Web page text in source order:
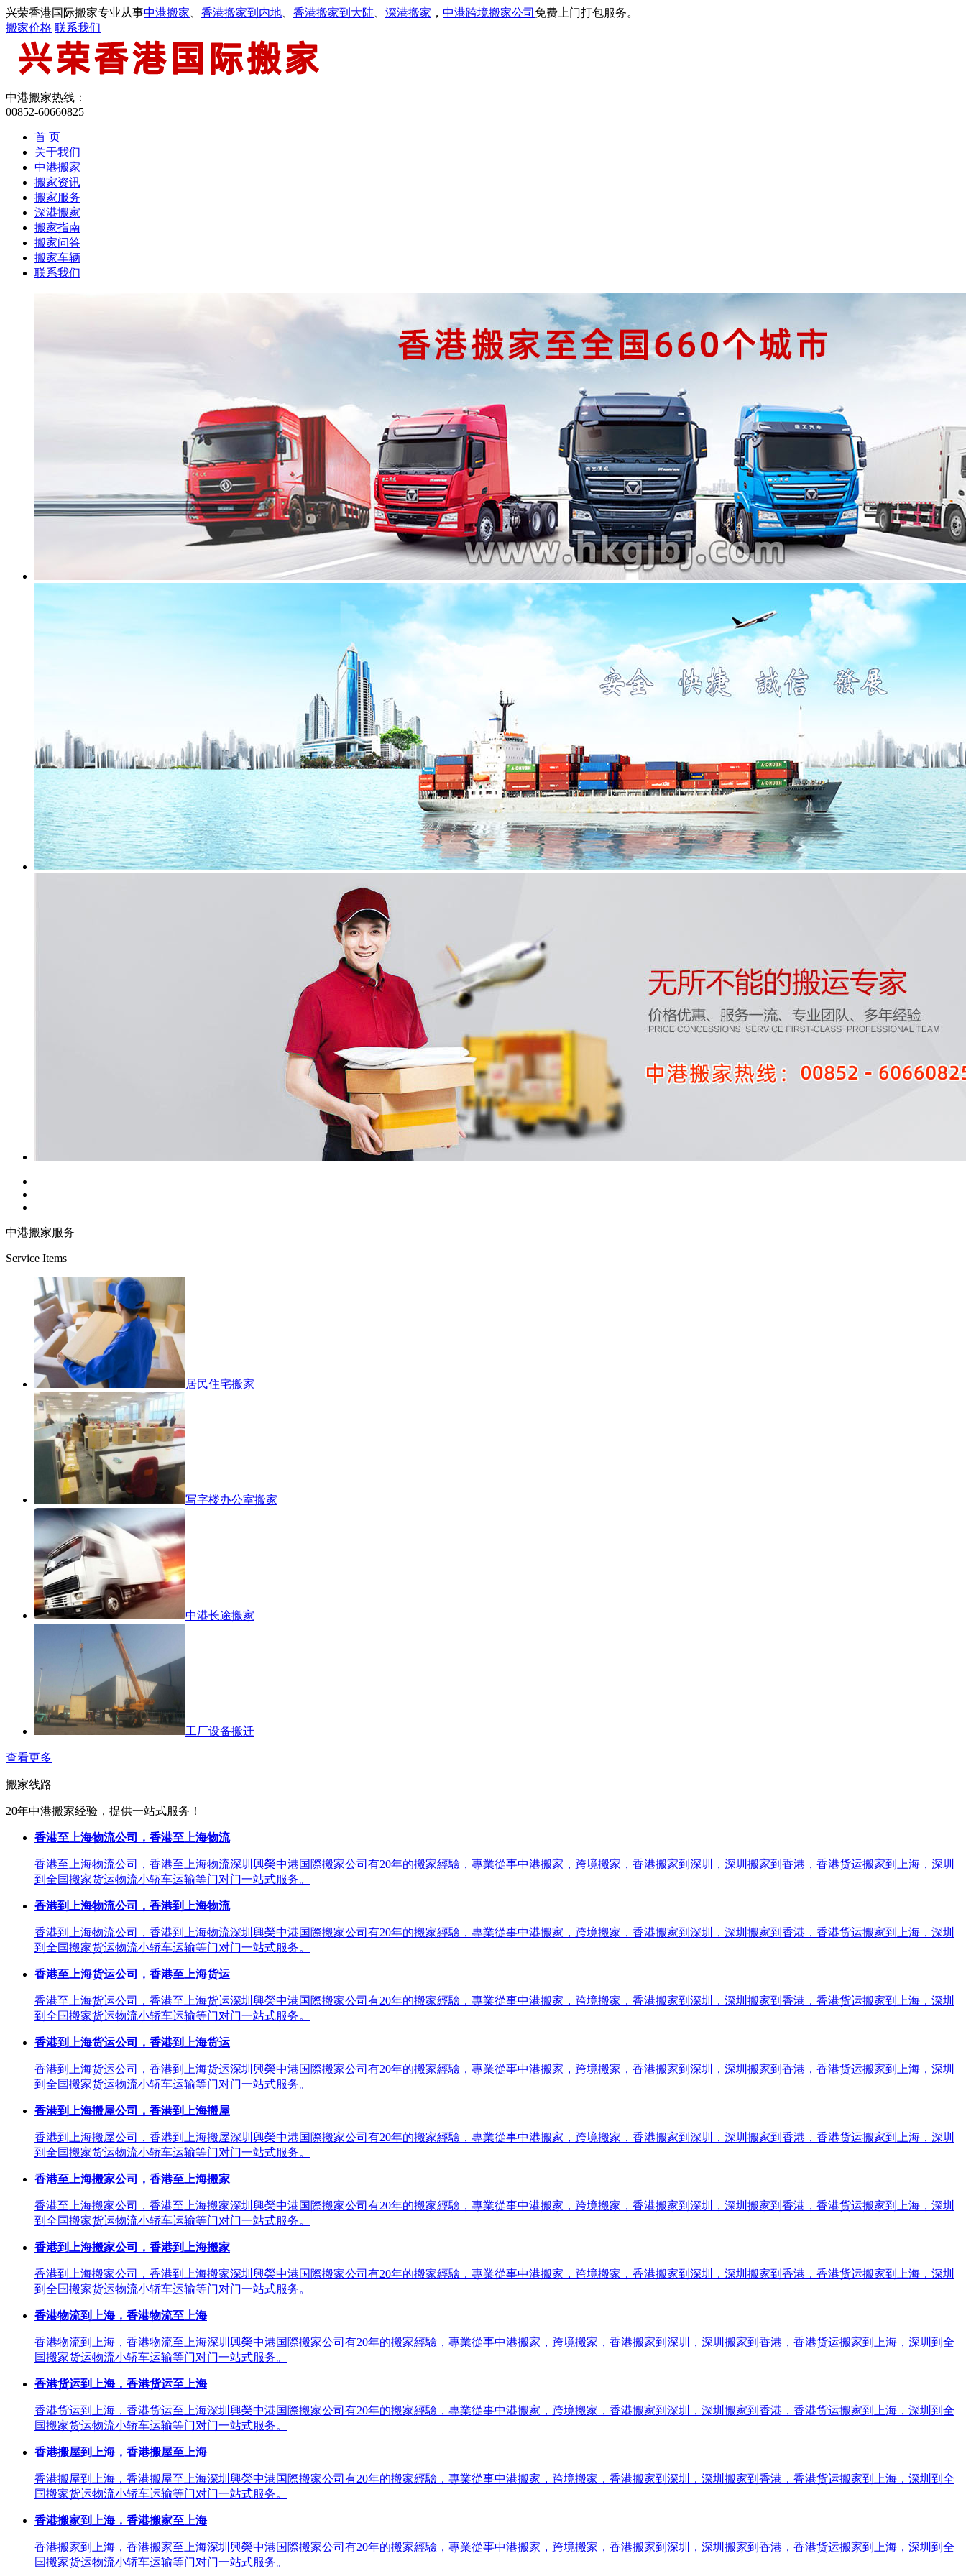
兴荣香港国际搬家专业从事中港搬家 香港搬家到内地 香港搬家到大陆 深港搬家 ， 中港跨境搬家公司 免费上门打包服务。
搬家价格 联系我们
中港搬家热线：
00852-60660825
首 页
关于我们
中港搬家
搬家资讯
搬家服务
深港搬家
搬家指南
搬家问答
搬家车辆
联系我们
中港搬家服务
Service Items
居民住宅搬家
写字楼办公室搬家
中港长途搬家
工厂设备搬迁
查看更多
搬家线路
20年中港搬家经验，提供一站式服务！
香港至上海物流公司，香港至上海物流
香港至上海物流公司，香港至上海物流深圳興榮中港国際搬家公司有20年的搬家經驗，專業從事中港搬家，跨境搬家，香港搬家到深圳，深圳搬家到香港，香港货运搬家到上海，深圳
到全国搬家货运物流小轿车运输等门对门一站式服务。
香港到上海物流公司，香港到上海物流
香港到上海物流公司，香港到上海物流深圳興榮中港国際搬家公司有20年的搬家經驗，專業從事中港搬家，跨境搬家，香港搬家到深圳，深圳搬家到香港，香港货运搬家到上海，深圳
到全国搬家货运物流小轿车运输等门对门一站式服务。
香港至上海货运公司，香港至上海货运
香港至上海货运公司，香港至上海货运深圳興榮中港国際搬家公司有20年的搬家經驗，專業從事中港搬家，跨境搬家，香港搬家到深圳，深圳搬家到香港，香港货运搬家到上海，深圳
到全国搬家货运物流小轿车运输等门对门一站式服务。
香港到上海货运公司，香港到上海货运
香港到上海货运公司，香港到上海货运深圳興榮中港国際搬家公司有20年的搬家經驗，專業從事中港搬家，跨境搬家，香港搬家到深圳，深圳搬家到香港，香港货运搬家到上海，深圳
到全国搬家货运物流小轿车运输等门对门一站式服务。
香港到上海搬屋公司，香港到上海搬屋
香港到上海搬屋公司，香港到上海搬屋深圳興榮中港国際搬家公司有20年的搬家經驗，專業從事中港搬家，跨境搬家，香港搬家到深圳，深圳搬家到香港，香港货运搬家到上海，深圳
到全国搬家货运物流小轿车运输等门对门一站式服务。
香港至上海搬家公司，香港至上海搬家
香港至上海搬家公司，香港至上海搬家深圳興榮中港国際搬家公司有20年的搬家經驗，專業從事中港搬家，跨境搬家，香港搬家到深圳，深圳搬家到香港，香港货运搬家到上海，深圳
到全国搬家货运物流小轿车运输等门对门一站式服务。
香港到上海搬家公司，香港到上海搬家
香港到上海搬家公司，香港到上海搬家深圳興榮中港国際搬家公司有20年的搬家經驗，專業從事中港搬家，跨境搬家，香港搬家到深圳，深圳搬家到香港，香港货运搬家到上海，深圳
到全国搬家货运物流小轿车运输等门对门一站式服务。
香港物流到上海，香港物流至上海
香港物流到上海，香港物流至上海深圳興榮中港国際搬家公司有20年的搬家經驗，專業從事中港搬家，跨境搬家，香港搬家到深圳，深圳搬家到香港，香港货运搬家到上海，深圳到全
国搬家货运物流小轿车运输等门对门一站式服务。
香港货运到上海，香港货运至上海
香港货运到上海，香港货运至上海深圳興榮中港国際搬家公司有20年的搬家經驗，專業從事中港搬家，跨境搬家，香港搬家到深圳，深圳搬家到香港，香港货运搬家到上海，深圳到全
国搬家货运物流小轿车运输等门对门一站式服务。
香港搬屋到上海，香港搬屋至上海
香港搬屋到上海，香港搬屋至上海深圳興榮中港国際搬家公司有20年的搬家經驗，專業從事中港搬家，跨境搬家，香港搬家到深圳，深圳搬家到香港，香港货运搬家到上海，深圳到全
国搬家货运物流小轿车运输等门对门一站式服务。
香港搬家到上海，香港搬家至上海
香港搬家到上海，香港搬家至上海深圳興榮中港国際搬家公司有20年的搬家經驗，專業從事中港搬家，跨境搬家，香港搬家到深圳，深圳搬家到香港，香港货运搬家到上海，深圳到全
国搬家货运物流小轿车运输等门对门一站式服务。